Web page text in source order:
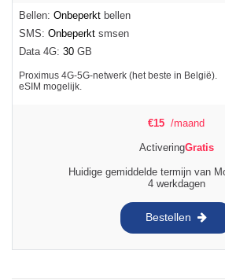
Bellen: Onbeperkt bellen
SMS: Onbeperkt smsen
Data 4G: 30 GB
Proximus 4G-5G-netwerk (het beste in België).
eSIM mogelijk.
€15 /maand
ActiveringGratis
Huidige gemiddelde termijn van
4 werkdagen
Bestellen